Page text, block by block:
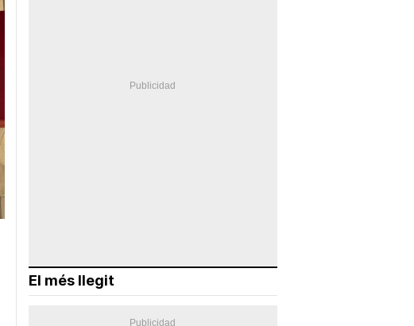
El més llegit